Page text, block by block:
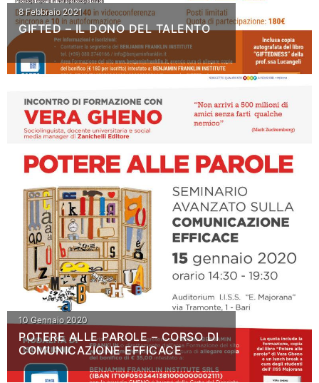
8 Febbraio 2021
GIFTED – IL DONO DEL TALENTO
10 Gennaio 2020
POTERE ALLE PAROLE – CORSO DI
COMUNICAZIONE EFFICACE